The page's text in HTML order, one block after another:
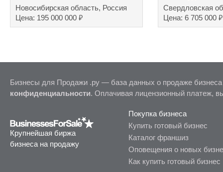
Новосибирская область, Россия
Цена: 195 000 000 ₽
Свердловская
Цена: 6 705 000₽
Бизнесы для Продажи .ру — база данных о продаже
конфиденциальности. Оплачивая лицензионный платеж,
Крупнейшая биржа
бизнеса на продажу
Покупка бизнеса
Купить готовый бизнес
Каталог франшиз
Оповещения о новых
Как купить готовый бизнес